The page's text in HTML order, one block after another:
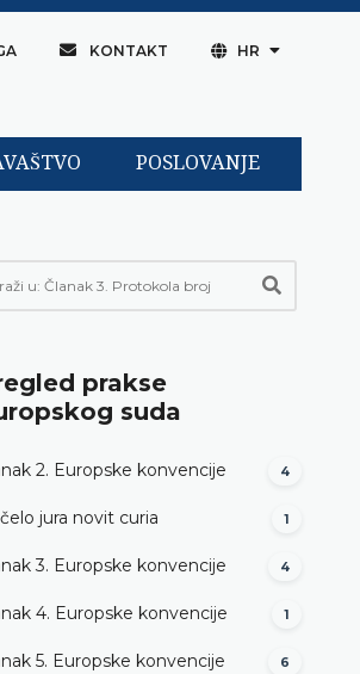
KONTAKT HR
POSLOVANJE
prakse
suda
2. Europske konvencije 4
jura novit curia 1
3. Europske konvencije 4
4. Europske konvencije 1
5. Europske konvencije 6